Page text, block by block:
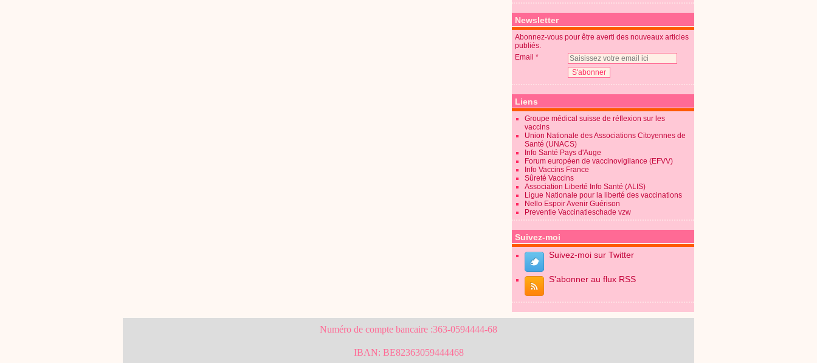
Newsletter
Abonnez-vous pour être averti des nouveaux articles
publiés.
Email
Liens
Groupe médical suisse de réflexion sur les
vaccins
Union Nationale des Associations Citoyennes de
Santé (UNACS)
Info Santé Pays d'Auge
Forum européen de vaccinovigilance (EFVV)
Info Vaccins France
Sûreté Vaccins
Association Liberté Info Santé (ALIS)
Ligue Nationale pour la liberté des vaccinations
Nello Espoir Avenir Guérison
Preventie Vaccinatieschade vzw
Suivez-moi
Suivez-moi sur Twitter
S'abonner au flux RSS
Numéro de compte bancaire :363-0594444-68
IBAN: BE82363059444468